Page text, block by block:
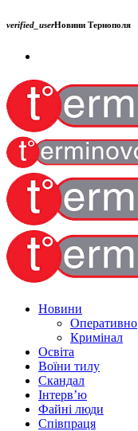
verified_userНовини Тернополя
Новини
Оперативно
Кримінал
Освіта
Воїни тилу
Скандал
Інтерв’ю
Файні люди
Співпраця